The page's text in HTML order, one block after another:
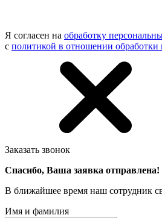
Я согласен на обработку
с политикой в отношении
Заказать звонок
Спасибо, Ваша заявка отправлена!
В ближайшее время наш сотрудник
Имя и фамилия